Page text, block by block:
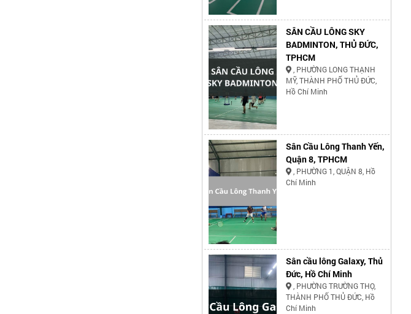
SÂN CẦU LÔNG SKY
BADMINTON, THỦ ĐỨC,
TPHCM
, PHƯỜNG LONG THẠNH
MỸ, THÀNH PHỐ THỦ ĐỨC,
Hồ Chí Minh
Sân Cầu Lông Thanh Yến,
Quận 8, TPHCM
, PHƯỜNG 1, QUẬN 8, Hồ
Chí Minh
Sân cầu lông Galaxy, Thủ
Đức, Hồ Chí Minh
, PHƯỜNG TRƯỜNG THỌ,
THÀNH PHỐ THỦ ĐỨC, Hồ
Chí Minh